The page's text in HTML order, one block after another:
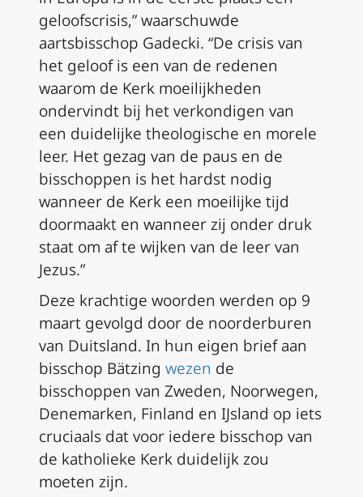
geloofscrisis,” waarschuwde
aartsbisschop Gadecki. “De crisis van
het geloof is een van de redenen
waarom de Kerk moeilijkheden
ondervindt bij het verkondigen van
een duidelijke theologische en morele
leer. Het gezag van de paus en de
bisschoppen is het hardst nodig
wanneer de Kerk een moeilijke tijd
doormaakt en wanneer zij onder druk
staat om af te wijken van de leer van
Jezus.”
Deze krachtige woorden werden op 9
maart gevolgd door de noorderburen
van Duitsland. In hun eigen brief aan
bisschop Bätzing wezen de
bisschoppen van Zweden, Noorwegen,
Denemarken, Finland en IJsland op iets
cruciaals dat voor iedere bisschop van
de katholieke Kerk duidelijk zou
moeten zijn.